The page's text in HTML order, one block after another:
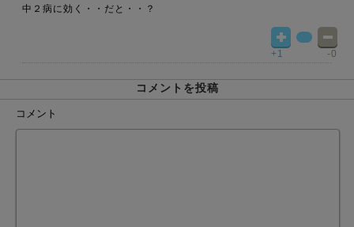
中２病に効く・・だと・・？
+1 -0
コメントを投稿
コメント